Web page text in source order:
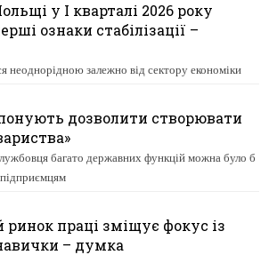
у І кварталі 2026 року
ознаки стабілізації –
неоднорідною залежно від сектору економіки
дозволити створювати
багато державних функцій можна було б
ринок праці зміщує фокус із
– думка